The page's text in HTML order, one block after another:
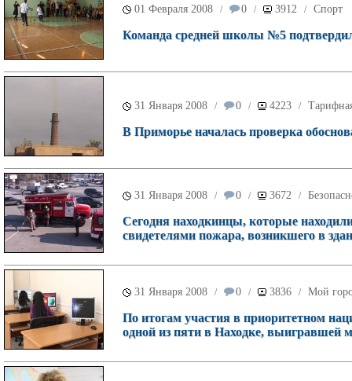
01 Февраля 2008 / 0 / 3912 / Спорт
Команда средней школы №5
31 Января 2008 / 0 / 4223 /
В Приморье началась проверка
31 Января 2008 / 0 / 3672 /
Сегодня находкинцы, которые
свидетелями пожара, возникшего в
31 Января 2008 / 0 / 3836 / Мой
По итогам участия в приоритетном
одной из пяти в Находке, выигравшей